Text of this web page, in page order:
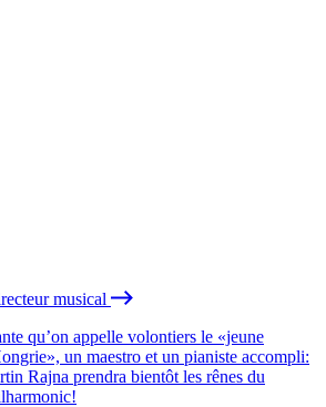
musical
qu’on appelle volontiers le «jeune
un maestro et un pianiste accompli:
Rajna prendra bientôt les rênes du